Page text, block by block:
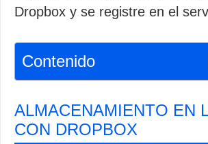
Dropbox y se registre en el
Contenido
ALMACENAMIENTO EN
CON DROPBOX